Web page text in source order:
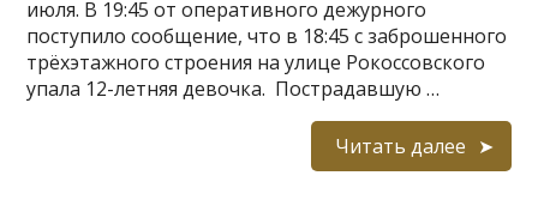
июля. В 19:45 от оперативного дежурного
поступило сообщение, что в 18:45 с заброшенного
трёхэтажного строения на улице Рокоссовского
упала 12-летняя девочка. Пострадавшую …
Читать далее